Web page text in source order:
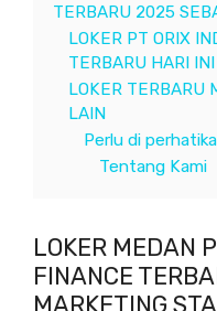
TERBARU 2025
LOKER PT ORIX
TERBARU HARI INI
LOKER TERBARU
LAIN
Perlu di
Tentang Kami
LOKER MEDAN
FINANCE
MARKETING